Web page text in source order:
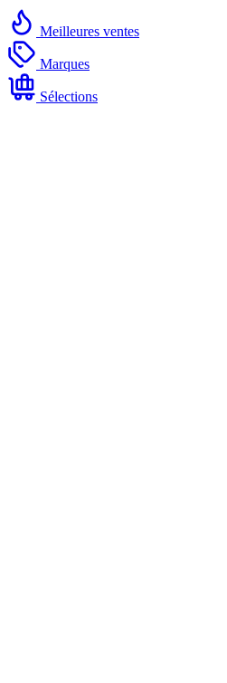
Meilleures ventes
Marques
Sélections